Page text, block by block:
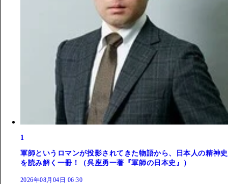
1
軍師というロマンが投影されてきた物語から、日本人の精神史
を読み解く一冊！（呉座勇一著『軍師の日本史』）
2026年08月04日 06:30